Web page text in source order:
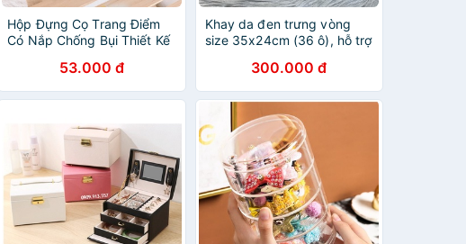
Hộp Đựng Cọ Trang Điểm
Có Nắp Chống Bụi Thiết Kế
Nước Tiện Lợi53.000 đ
Khay da đen trưng vòng
size 35x24cm (36 ô), hỗ trợ
300.000 đ